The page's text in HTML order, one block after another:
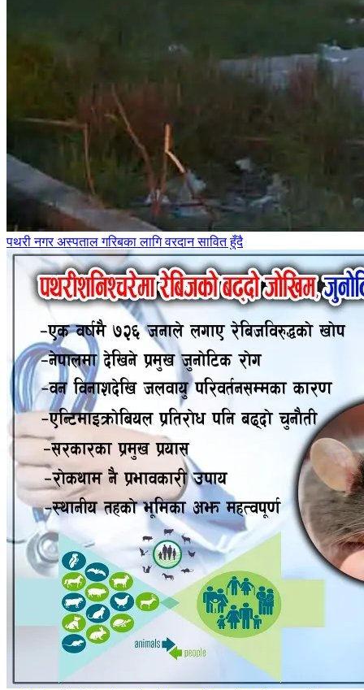
पथरी नगर अस्पताल गरिबका लागि वरदान सावित हुँदै